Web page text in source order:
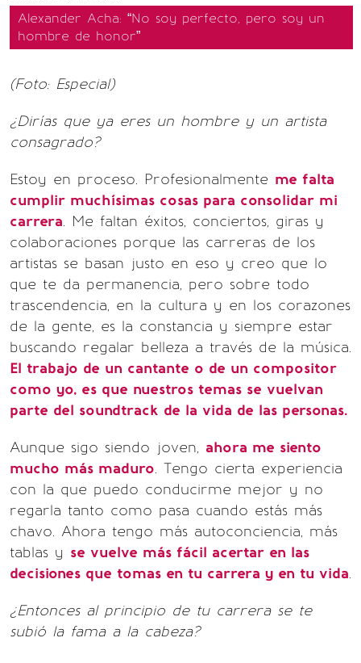
Alexander Acha: “No soy perfecto, pero soy un
hombre de honor”
(Foto: Especial)
¿Dirías que ya eres un hombre y un artista
consagrado?
Estoy en proceso. Profesionalmente me falta
cumplir muchísimas cosas para consolidar mi
carrera. Me faltan éxitos, conciertos, giras y
colaboraciones porque las carreras de los
artistas se basan justo en eso y creo que lo
que te da permanencia, pero sobre todo
trascendencia, en la cultura y en los corazones
de la gente, es la constancia y siempre estar
buscando regalar belleza a través de la música.
El trabajo de un cantante o de un compositor
como yo, es que nuestros temas se vuelvan
parte del soundtrack de la vida de las personas.
Aunque sigo siendo joven, ahora me siento
mucho más maduro. Tengo cierta experiencia
con la que puedo conducirme mejor y no
regarla tanto como pasa cuando estás más
chavo. Ahora tengo más autoconciencia, más
tablas y se vuelve más fácil acertar en las
decisiones que tomas en tu carrera y en tu vida.
¿Entonces al principio de tu carrera se te
subió la fama a la cabeza?